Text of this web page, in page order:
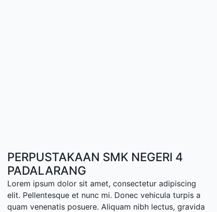
PERPUSTAKAAN SMK NEGERI 4
PADALARANG
Lorem ipsum dolor sit amet, consectetur adipiscing
elit. Pellentesque et nunc mi. Donec vehicula turpis a
quam venenatis posuere. Aliquam nibh lectus, gravida